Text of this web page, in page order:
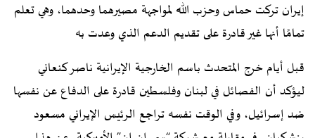
إيران تركت حماس وحزب الله لمواجهة مصيرهما وحدهما، وهي تعلم
تمامًا أنها غير قادرة على تقديم الدعم الذي وعدت به
قبل أيام خرج المتحدث باسم الخارجية الإيرانية ناصر كنعاني
ليؤكد أن الفصائل في لبنان وفلسطين قادرة على الدفاع عن نفسها
ضد إسرائيل، وفي الوقت نفسه تراجع الرئيس الإيراني مسعود